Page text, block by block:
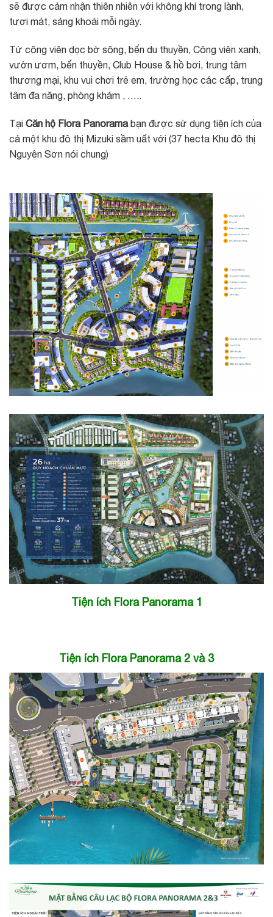
sẽ được cảm nhận thiên nhiên với không khí trong lành,
tươi mát, sảng khoái mỗi ngày.
Từ công viên dọc bờ sông, bến du thuyền, Công viên xanh,
vườn ươm, bến thuyền, Club House & hồ bơi, trung tâm
thương mại, khu vui chơi trẻ em, trường học các cấp, trung
tâm đa năng, phòng khám , …..
Tại Căn hộ Flora Panoramabạn được sử dụng tiện ích của
cả một khu đô thị Mizuki sầm uất với (37 hecta Khu đô thị
Nguyên Sơn nói chung)
Tiện ích Flora Panorama 1
Tiện ích Flora Panorama 2 và 3